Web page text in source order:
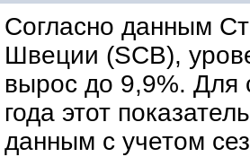
Согласно данным
Швеции (SCB),
вырос до 9,9%. Для
года этот
данным с учетом